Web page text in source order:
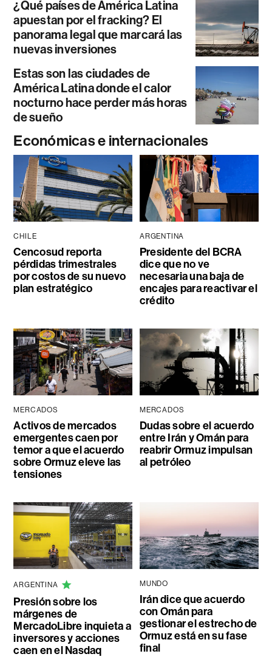
¿Qué países de América Latina
apuestan por el fracking? El
panorama legal que marcará las
nuevas inversiones
Estas son las ciudades de
América Latina donde el calor
nocturno hace perder más horas
de sueño
Económicas e internacionales
CHILE
Cencosud reporta
pérdidas trimestrales
por costos de su nuevo
plan estratégico
ARGENTINA
Presidente del BCRA
dice que no ve
necesaria una baja de
encajes para reactivar el
crédito
MERCADOS
Activos de mercados
emergentes caen por
temor a que el acuerdo
sobre Ormuz eleve las
tensiones
MERCADOS
Dudas sobre el acuerdo
entre Irán y Omán para
reabrir Ormuz impulsan
al petróleo
ARGENTINA
Presión sobre los
márgenes de
MercadoLibre inquieta a
inversores y acciones
caen en el Nasdaq
MUNDO
Irán dice que acuerdo
con Omán para
gestionar el estrecho de
Ormuz está en su fase
final